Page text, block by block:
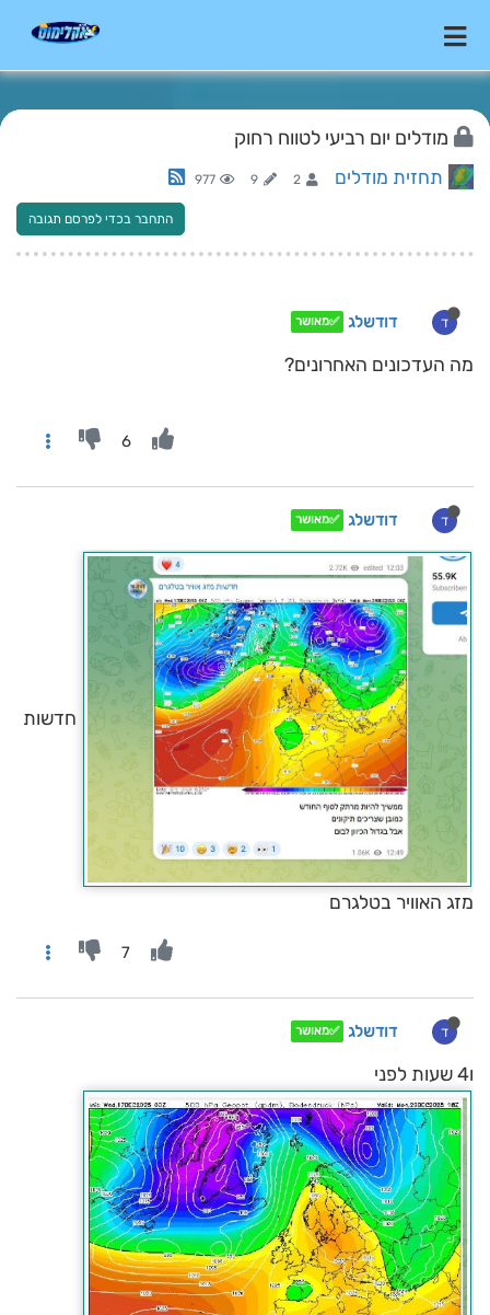
מודלים יום רביעי לטווח רחוק
תחזית מודלים 2
9
977
התחבר בכדי לפרסם תגובה
ד דודשלג ✅מאושר
מה העדכונים האחרונים?
6
ד דודשלג ✅מאושר
חדשות
מזג האוויר בטלגרם
7
ד דודשלג ✅מאושר
ו4 שעות לפני